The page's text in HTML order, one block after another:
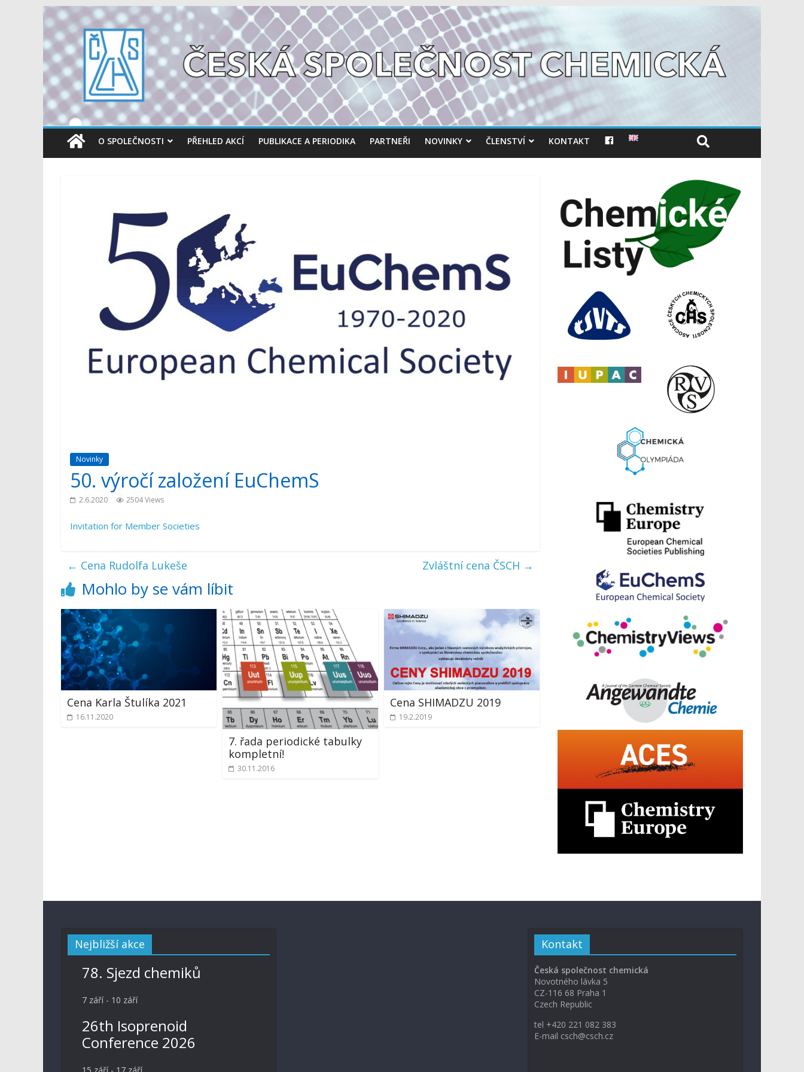
O SPOLEČNOSTI PŘEHLED AKCÍ PUBLIKACE A PERIODIKA PARTNEŘI NOVINKY ČLENSTVÍ KONTAKT
O
O
Novinky
50. výročí založení EuChemS
2.6.2020 2504 Views
Invitation for Member Societies
← Cena Rudolfa Lukeše Zvláštní cena ČSCH →
Mohlo by se vám líbit
Cena Karla Štulíka 2021
16.11.2020
7. řada periodické tabulky
kompletní!
30.11.2016
Cena SHIMADZU 2019
19.2.2019
Nejbližší akce
78. Sjezd chemiků
7 září- 10 září
26th Isoprenoid
Conference 2026
15 září- 17 září
Kontakt
Česká společnost chemická
Novotného lávka 5
CZ-116 68 Praha 1
Czech Republic
tel +420 221 082 383
E-mail csch@csch.cz